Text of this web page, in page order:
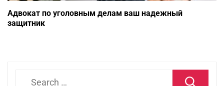
Адвокат по уголовным делам ваш надежный
защитник